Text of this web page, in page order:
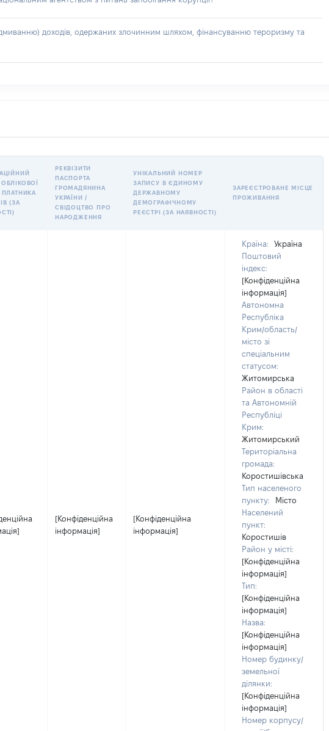
доходів, одержаних злочинним шляхом, фінансуванню тероризму та
ПЛАТНИКА
(ЗА
РЕКВІЗИТИ
ПАСПОРТА
ГРОМАДЯНИНА
УКРАЇНИ /
СВІДОЦТВО ПРО
НАРОДЖЕННЯ
УНІКАЛЬНИЙ НОМЕР
ЗАПИСУ В ЄДИНОМУ
ДЕРЖАВНОМУ
ДЕМОГРАФІЧНОМУ
РЕЄСТРІ (ЗА НАЯВНОСТІ)
ЗАРЕЄСТРОВАНЕ МІСЦЕ
ПРОЖИВАННЯ
[Конфіденційна
інформація]
[Конфіденційна
інформація]
Країна:
Україна
Поштовий
індекс:
[Конфіденційна
інформація]
Автономна
Республіка
Крим/область/
місто зі
спеціальним
статусом:
Житомирська
Район в області
та Автономній
Республіці
Крим:
Житомирський
Територіальна
громада:
Коростишівська
Тип населеного
пункту:
Місто
Населений
пункт:
Коростишів
Район у місті:
[Конфіденційна
інформація]
Тип:
[Конфіденційна
інформація]
Назва:
[Конфіденційна
інформація]
Номер будинку/
земельної
ділянки:
[Конфіденційна
інформація]
Номер корпусу/